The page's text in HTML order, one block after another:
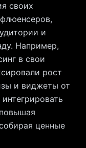
своих
и
Например,
в свои
рост
и виджеты от
ценные